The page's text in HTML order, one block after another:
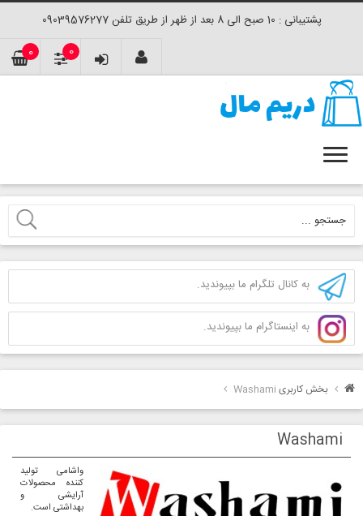
پشتیبانی : 10 صبح الی 8 بعد از ظهر از طریق تلفن 09039576277
0 0
به کانال تلگرام ما بپیوندید.
به اینستاگرام ما بپیوندید.
بخش کاربری Washami
Washami
واشامی تولید
کننده محصولات
آرایشی و
بهداشتی است.